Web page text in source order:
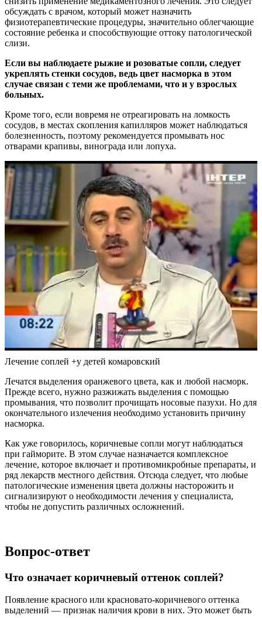
обсуждать с врачом, который может назначить
физиотерапевтические процедуры, значительно облегчающие
состояние ребенка и способствующие оттоку патологической
слизи.
Если вы наблюдаете рыжие и розоватые сопли, следует
укреплять стенки сосудов, ведь цвет насморка в этом
случае связан с теми же проблемами, что и у взрослых
больных.
Кроме того, если вовремя не отреагировать на ломкость
сосудов, в местах скопления капилляров может наблюдаться
болезненность, поэтому рекомендуется промывать нос
отварами крапивы, винограда или лопуха.
Лечение соплей +у детей комаровский
Лечатся выделения оранжевого цвета, как и любой насморк.
Прежде всего, нужно разжижать выделения с помощью
промывания, что позволит прочищать носовые пазухи. Но для
окончательного излечения необходимо установить причину
насморка.
Как уже говорилось, коричневые сопли могут наблюдаться
при гайморите. В этом случае назначается комплексное
лечение, которое включает и противомикробные препараты, и
ряд лекарств местного действия. Отсюда следует, что любые
патологические изменения цвета должны насторожить и
сигнализируют о необходимости лечения у специалиста,
чтобы не допустить различных осложнений.
Вопрос-ответ
Что означает коричневый оттенок соплей?
Появление красного или красновато-коричневого оттенка
выделений — признак наличия крови в них. Это может быть